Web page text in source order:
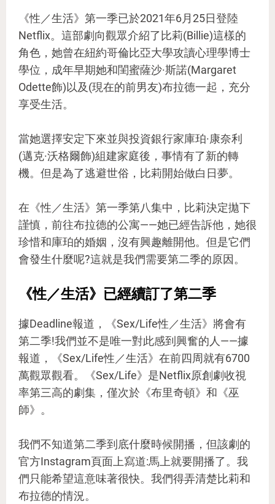
《性／生活》第一季已於2021年6月25日登陸
Netflix。這部劇向觀眾介紹了比莉(Billie)這樣的
角色，她曾在紐約哥倫比亞大學攻讀心理學博士
學位，成年早期她和閨蜜薩沙·斯諾(Margaret
Odette飾)以及(現在的前男友)布拉德一起，充分
享受生活。
當她選擇安定下來並與投資銀行家庫珀·康奈利
(邁克·沃格爾飾)組建家庭後，事情有了新的轉
機。但是為了逃避世俗，比莉開始做白日夢。
在《性／生活》第一季第八集中，比莉決定拋下
謹慎，前往布拉德的公寓——她已經告訴他，她很
珍惜和庫珀的婚姻，沒有興趣離開他。但是它們
會發生什麼呢?這就是我們需要第二季的原因。
《性／生活》已經續訂了第二季
據Deadline報道，《Sex/Life性／生活》將會有
第二季!我們並不是唯一對此感到興奮的人——據
報道，《Sex/Life性／生活》在前四周就有6700
萬觀眾觀看。《Sex/Life》是Netflix原創劇收視
率第三高的劇集，僅次於《布里奇頓》和《巫
師》。
我們不知道第二季到底什麼時候開播，但該劇的
官方Instagram頁面上寫道:馬上就要開播了。我
們只能希望這意味著很快。我們得弄清楚比莉和
布拉德的情況。